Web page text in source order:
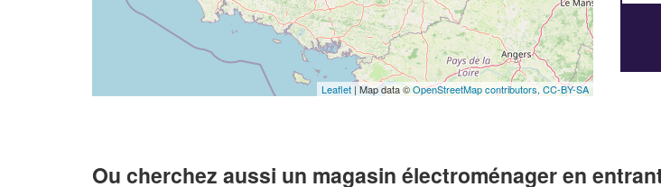
Leaflet | Map data ©OpenStreetMap contributors, CC-BY-SA
Ou cherchez aussi un magasin électroménager en